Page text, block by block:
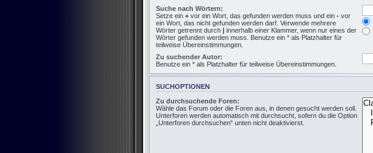
Suche nach Wörtern:
Setze ein + vor ein Wort, das gefunden werden muss und ein - vor
ein Wort, das nicht gefunden werden darf. Verwende mehrere
Wörter getrennt durch | innerhalb einer Klammer, wenn nur eines der
Wörter gefunden werden muss. Benutze ein * als Platzhalter für
teilweise Übereinstimmungen.
Zu suchender Autor:
Benutze ein * als Platzhalter für teilweise Übereinstimmungen.
SUCHOPTIONEN
Zu durchsuchende Foren:
Wähle das Forum oder die Foren aus, in denen gesucht werden soll.
Unterforen werden automatisch mit durchsucht, sofern du die Option
„Unterforen durchsuchen“ unten nicht deaktivierst.